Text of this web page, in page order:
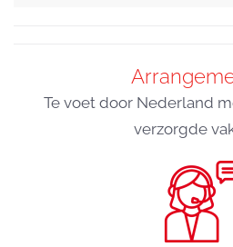
Te voet door Nederland
verzorgde